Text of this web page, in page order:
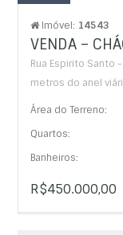
Imóvel: 14543
VENDA –
Rua Espirito Santo
metros do anel
Área do Terreno:
Quartos:
Banheiros:
R$450.000,00